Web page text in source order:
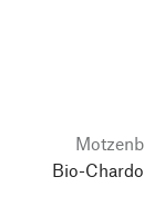
Bio-